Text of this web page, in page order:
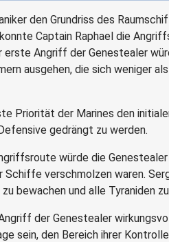
den Grundriss des
Captain Raphael die
erste Angriff der Genestealer
ausgehen, die sich weniger
Priorität der Marines den
gedrängt zu werden.
würde die
Schiffe verschmolzen waren.
zu bewachen und alle Tyraniden
der Genestealer
sein, den Bereich ihrer